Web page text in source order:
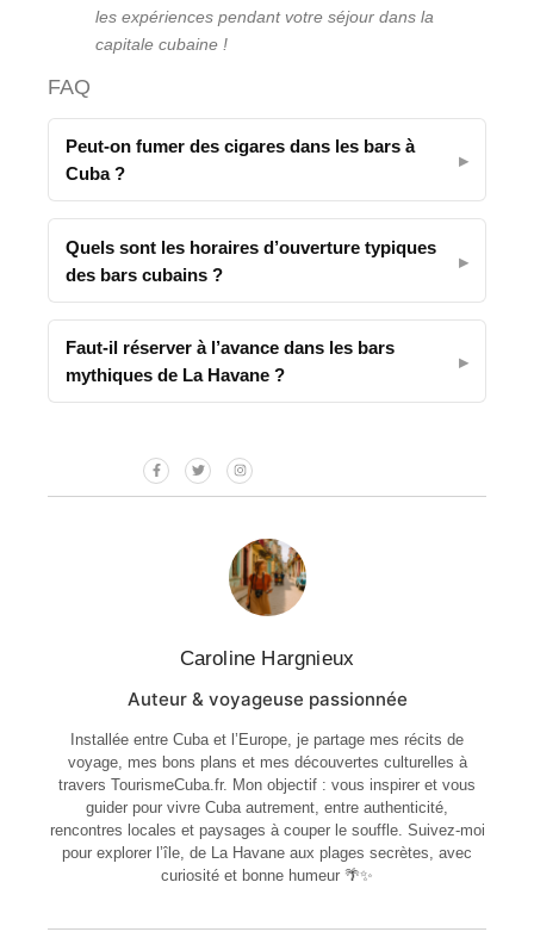
les expériences pendant votre séjour dans la
capitale cubaine !
FAQ
Peut-on fumer des cigares dans les bars à
Cuba ?
Quels sont les horaires d’ouverture typiques
des bars cubains ?
Faut-il réserver à l’avance dans les bars
mythiques de La Havane ?
Caroline Hargnieux
Auteur & voyageuse passionnée
Installée entre Cuba et l’Europe, je partage mes récits de
voyage, mes bons plans et mes découvertes culturelles à
travers TourismeCuba.fr. Mon objectif : vous inspirer et vous
guider pour vivre Cuba autrement, entre authenticité,
rencontres locales et paysages à couper le souffle. Suivez-moi
pour explorer l’île, de La Havane aux plages secrètes, avec
curiosité et bonne humeur 🌴✨